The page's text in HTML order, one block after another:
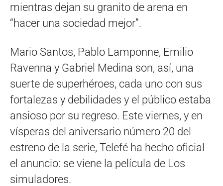
mientras dejan su granito de arena en
“hacer una sociedad mejor”.
Mario Santos, Pablo Lamponne, Emilio
Ravenna y Gabriel Medina son, así, una
suerte de superhéroes, cada uno con sus
fortalezas y debilidades y el público estaba
ansioso por su regreso. Este viernes, y en
vísperas del aniversario número 20 del
estreno de la serie, Telefé ha hecho oficial
el anuncio: se viene la película de Los
simuladores.